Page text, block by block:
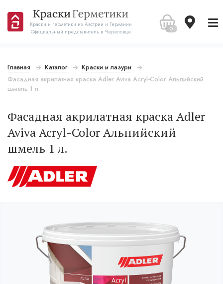
Краски и герметики из Австрии и Германии
Официальный представитель в Череповце
0
Главная Каталог
Краски и лазури
Фасадная акрилатная краска Adler Aviva Acryl-Color Альпийский
шмель 1 л.
Фасадная акрилатная краска Adler
Aviva Acryl-Color Альпийский
шмель 1 л.